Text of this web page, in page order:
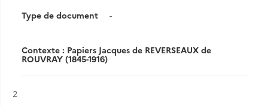
Type de document
-
Contexte : Papiers Jacques de REVERSEAUX de
ROUVRAY (1845-1916)
Résultat n°
2